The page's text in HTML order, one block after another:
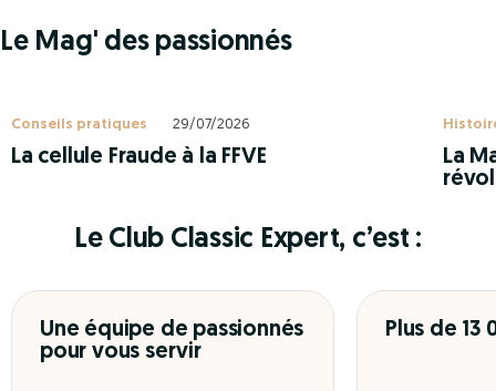
Le Mag' des passionnés
Conseils pratiques 29/07/2026
La cellule Fraude à la FFVE
La
Le Club Classic Expert, c’est :
Une équipe de passionnés
pour vous servir
Plus de 13